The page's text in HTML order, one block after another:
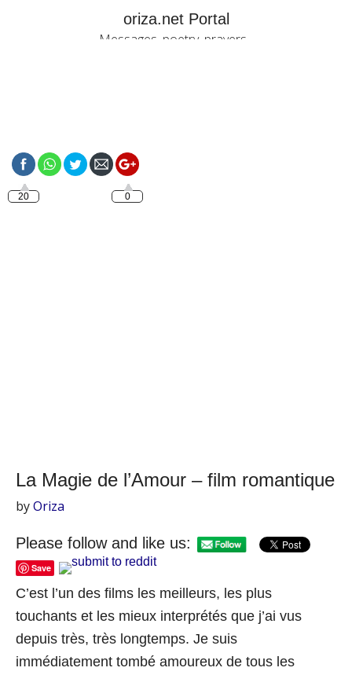
oriza.net Portal
Messages, poetry, prayers...
La Magie de l’Amour – film romantique
byOriza
Please follow and like us:
Save
C’est l’un des films les meilleurs, les plus
touchants et les mieux interprétés que j’ai vus
depuis très, très longtemps. Je suis
immédiatement tombé amoureux de tous les
20 0
film-romantique